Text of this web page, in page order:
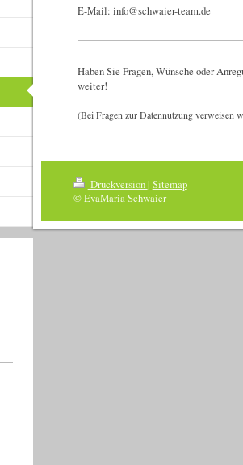
E-Mail: info@schwaier-team.de
Haben Sie Fragen, Wünsche oder
weiter!
(Bei Fragen zur Datennutzung verweisen
Druckversion| Sitemap
© EvaMaria Schwaier